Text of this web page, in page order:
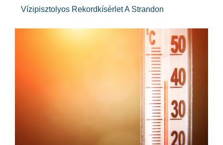
Vízipisztolyos Rekordkísérlet A Strandon